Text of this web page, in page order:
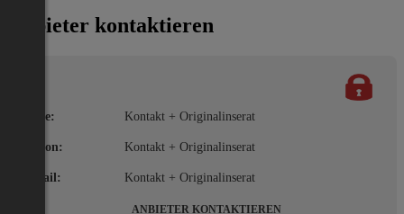
Anbieter kontaktieren
Name: Kontakt + Originalinserat
Telefon: Kontakt + Originalinserat
E-Mail: Kontakt + Originalinserat
ANBIETER KONTAKTIEREN